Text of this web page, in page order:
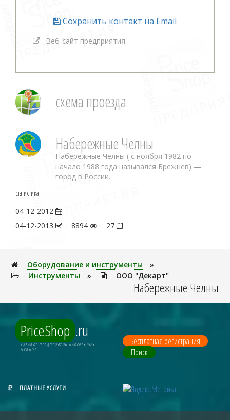
Сохранить контакт на Email
Веб-сайт предприятия
схема проезда
Набережные Челны
Набережные Челны ( с ноября 1982 по
начало 1988 года назывался Брежнев) —
город в России.
статистика
04-12-2012
04-12-2013
8894 27
Оборудование и инструменты
»
Инструменты
» ООО "Декарт"
Набережные Челны
PriceShop .ru
КАТАЛОГ ПРЕДПРИЯТИЙ НАБЕРЕЖНЫХ
ЧЕЛНОВ
Бесплатная регистрация
Поиск
ПЛАТНЫЕ УСЛУГИ